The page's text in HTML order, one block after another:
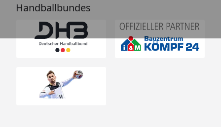
Handballbundes